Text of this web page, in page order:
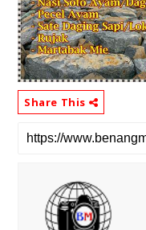
Share This